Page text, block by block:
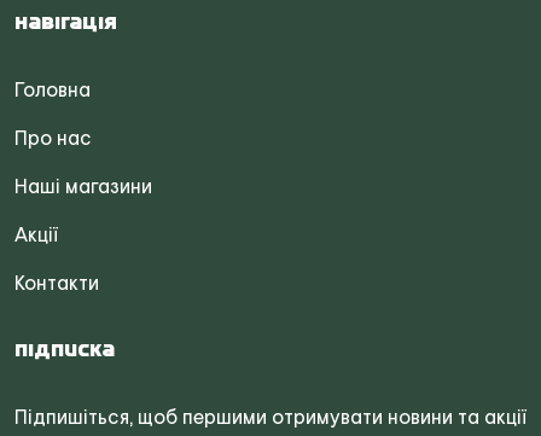
Навігація
Головна
Про нас
Наші магазини
Акції
Контакти
Підписка
Підпишіться, щоб першими отримувати новини та акції